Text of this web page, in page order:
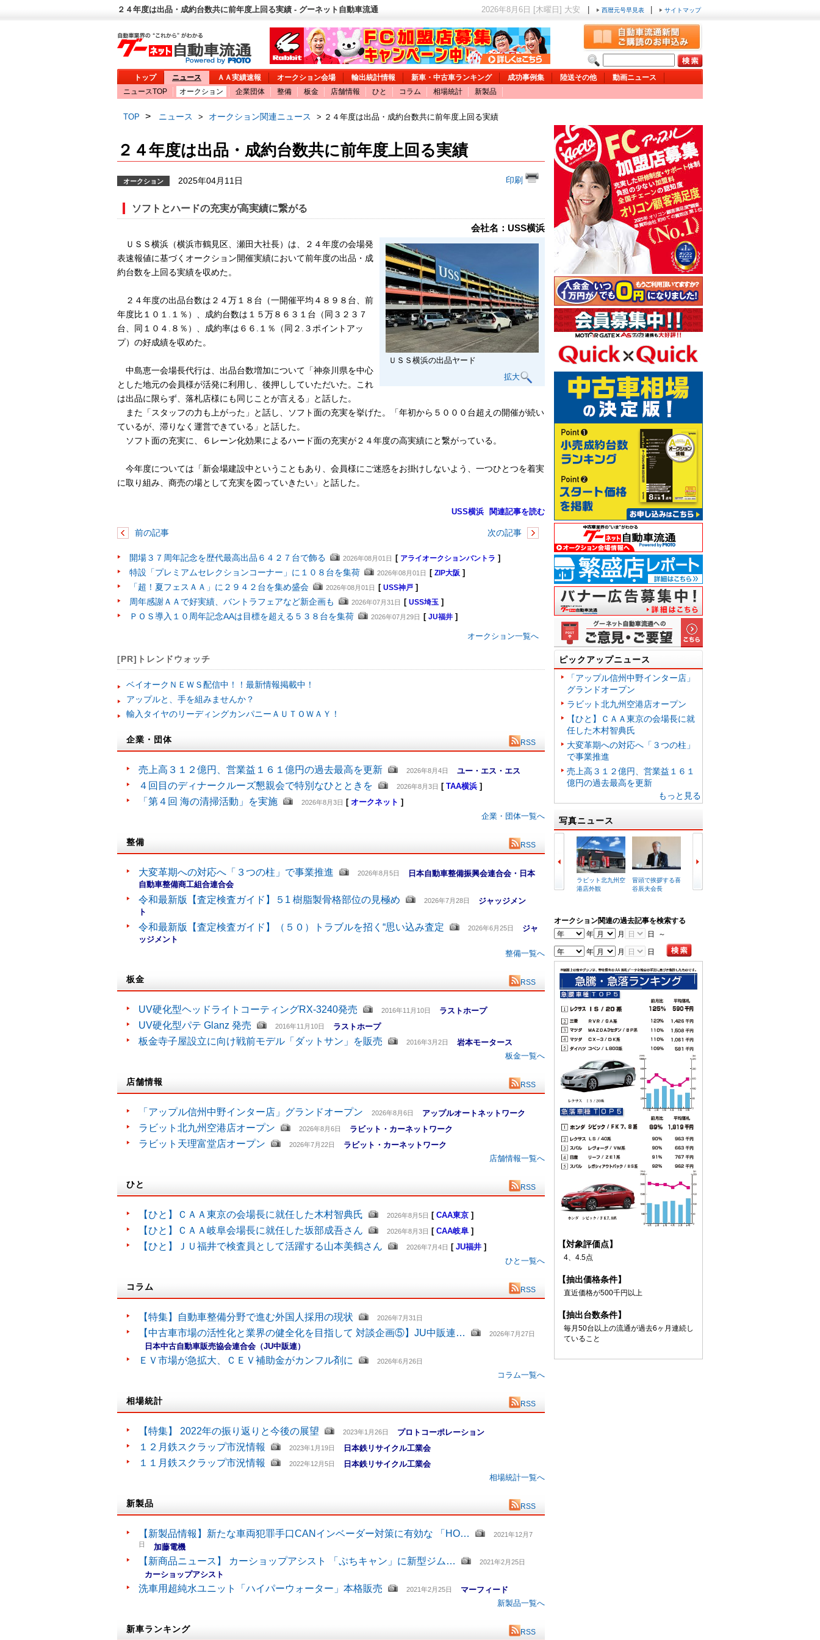
２４年度は出品・成約台数共に前年度上回る実績 - グーネット自動車流通 2026年8月6日 [木曜日] 大安 西暦元号早見表 サイトマップ
トップ ニュース ＡＡ実績速報 オークション会場 輸出統計情報 新車・中古車ランキング 成功事例集 陸送その他
動画ニュース
ニュースTOP
オークション 企業団体 整備 板金 店舗情報 ひと コラム 相場統計 新製品
TOP > ニュース > オークション関連ニュース > ２４年度は出品・成約台数共に前年度上回る実績
２４年度は出品・成約台数共に前年度上回る実績
オークション 2025年04月11日 印刷
ソフトとハードの充実が高実績に繋がる
会社名：USS横浜
ＵＳＳ横浜の出品ヤード
拡大
ＵＳＳ横浜（横浜市鶴見区、瀬田大社長）は、２４年度の会場発
表速報値に基づくオークション開催実績において前年度の出品・成
約台数を上回る実績を収めた。
２４年度の出品台数は２４万１８台（一開催平均４８９８台、前
年度比１０１.１％）、成約台数は１５万８６３１台（同３２３７
台、同１０４.８％）、成約率は６６.１％（同２.３ポイントアッ
プ）の好成績を収めた。
中島恵一会場長代行は、出品台数増加について「神奈川県を中心
とした地元の会員様が活発に利用し、後押ししていただいた。これ
は出品に限らず、落札店様にも同じことが言える」と話した。
また「スタッフの力も上がった」と話し、ソフト面の充実を挙げた。「年初から５０００台超えの開催が続い
ているが、滞りなく運営できている」と話した。
ソフト面の充実に、６レーン化効果によるハード面の充実が２４年度の高実績にと繋がっている。
今年度については「新会場建設中ということもあり、会員様にご迷惑をお掛けしないよう、一つひとつを着実
に取り組み、商売の場として充実を図っていきたい」と話した。
USS横浜 関連記事を読む
前の記事 次の記事
開場３７周年記念を歴代最高出品６４２７台で飾る 2026年08月01日 [ アライオークションバントラ ]
特設「プレミアムセレクションコーナー」に１０８台を集荷 2026年08月01日 [ ZIP大阪 ]
「超！夏フェスＡＡ」に２９４２台を集め盛会 2026年08月01日 [ USS神戸 ]
周年感謝ＡＡで好実績、バントラフェアなど新企画も 2026年07月31日 [ USS埼玉 ]
ＰＯＳ導入１０周年記念AAは目標を超える５３８台を集荷 2026年07月29日 [ JU福井 ]
オークション一覧へ
[PR]トレンドウォッチ
ベイオークＮＥＷＳ配信中！！最新情報掲載中！
アップルと、手を組みませんか？
輸入タイヤのリーディングカンパニーＡＵＴＯＷＡＹ！
企業・団体 RSS
売上高３１２億円、営業益１６１億円の過去最高を更新 2026年8月4日 ユー・エス・エス
４回目のディナークルーズ懇親会で特別なひとときを 2026年8月3日 [ TAA横浜 ]
「第４回 海の清掃活動」を実施 2026年8月3日 [ オークネット ]
企業・団体一覧へ
整備 RSS
大変革期への対応へ「３つの柱」で事業推進 2026年8月5日 日本自動車整備振興会連合会・日本
自動車整備商工組合連合会
令和最新版【査定検査ガイド】５1 樹脂製骨格部位の見極め
2026年7月28日 ジャッジメン
ト
令和最新版【査定検査ガイド】（５０）トラブルを招く“思い込み査定
2026年6月25日 ジャ
ッジメント
整備一覧へ
板金 RSS
UV硬化型ヘッドライトコーティングRX-3240発売 2016年11月10日 ラストホープ
UV硬化型パテ Glanz 発売 2016年11月10日 ラストホープ
板金寺子屋設立に向け戦前モデル「ダットサン」を販売 2016年3月2日
岩本モータース
板金一覧へ
店舗情報 RSS
「アップル信州中野インター店」グランドオープン 2026年8月6日 アップルオートネットワーク
ラビット北九州空港店オープン 2026年8月6日 ラビット・カーネットワーク
ラビット天理富堂店オープン 2026年7月22日
ラビット・カーネットワーク
店舗情報一覧へ
ひと RSS
【ひと】ＣＡＡ東京の会場長に就任した木村智典氏 2026年8月5日 [ CAA東京 ]
【ひと】ＣＡＡ岐阜会場長に就任した坂部成吾さん 2026年8月3日 [ CAA岐阜 ]
【ひと】ＪＵ福井で検査員として活躍する山本美鶴さん 2026年7月4日 [ JU福井 ]
ひと一覧へ
コラム RSS
【特集】自動車整備分野で進む外国人採用の現状 2026年7月31日
【中古車市場の活性化と業界の健全化を目指して 対談企画⑤】JU中販連… 2026年7月27日
日本中古自動車販売協会連合会（JU中販連）
ＥＶ市場が急拡大、ＣＥＶ補助金がカンフル剤に 2026年6月26日
コラム一覧へ
相場統計 RSS
【特集】 2022年の振り返りと今後の展望 2023年1月26日 プロトコーポレーション
１２月鉄スクラップ市況情報 2023年1月19日 日本鉄リサイクル工業会
１１月鉄スクラップ市況情報 2022年12月5日
日本鉄リサイクル工業会
相場統計一覧へ
新製品 RSS
【新製品情報】新たな車両犯罪手口CANインベーダー対策に有効な 「HO… 2021年12月7
日 加藤電機
【新商品ニュース】 カーショップアシスト 「ぷちキャン」に新型ジム… 2021年2月25日
カーショップアシスト
洗車用超純水ユニット「ハイパーウォーター」本格販売 2021年2月25日
マーフィード
新製品一覧へ
新車ランキング RSS
ピックアップニュース
「アップル信州中野インター店」
グランドオープン
ラビット北九州空港店オープン
【ひと】ＣＡＡ東京の会場長に就
任した木村智典氏
大変革期への対応へ「３つの柱」
で事業推進
売上高３１２億円、営業益１６１
億円の過去最高を更新
もっと見る
写真ニュース
ラビット北九州空
港店外観
冒頭で挨拶する喜
谷辰夫会長
会場
オークション関連の過去記事を検索する
年
月 日 ～
年 月 日
【対象評価点】
4、4.5点
【抽出価格条件】
直近価格が500千円以上
【抽出台数条件】
毎月50台以上の流通が過去6ヶ月連続し
ていること